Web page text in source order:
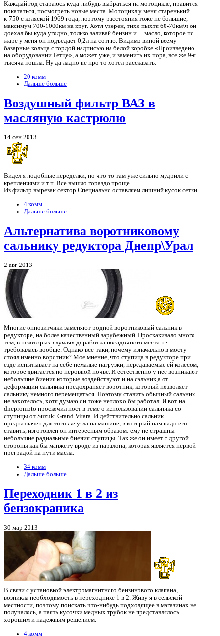
Каждый год стараюсь куда-нибудь выбраться на мотоцикле, нравится
покататься, посмотреть новые места. Мотоцикл у меня старенький
к-750 с коляской 1969 года, поэтому расстояния тоже не большие,
максимум 700-1000км на круг. Хотя уверен, тихо пыхтя 60-70км\ч он
доехал бы куда угодно, только заливай бензин и… масло, которое по
жаре у меня он подъедает 0,2л на сотню. Видимо виной всему
базарные кольца с гордой надписью на белой коробке «Произведено
на оборудовании Гетце», а может уже, и заменить их пора, все же 9-я
тысяча пошла. Ну да ладно не про то хотел рассказать.
20 комм
Дальше больше
Воздушный фильтр ВАЗ в
масляную кастрюлю
14 сен 2013
Видел я подобные переделки, но что-то там уже сильно мудрили с
креплениями и т.п. Все вышло гораздо проще.
Из фильтр вырезан сектор Специально оставляем лишний кусок сетки.
4 комм
Дальше больше
Альтернатива воротниковому
сальнику редуктора Днепр\Урал
2 авг 2013
Многие оппозитчики заменяют родной воротниковый сальник в
редукторе, на более качественный зарубежный. Проскакивало много
тем, в некоторых случаях доработка посадочного места не
требовалась вообще. Однако все-таки, почему изначально в мосту
стоял именно воротник? Мое мнение, что ступица в редукторе при
езде испытывает на себе немалые нагрузки, передаваемые ей колесом,
которое двигается по неровной почве. И естественно у нее возникают
небольшие биения которые воздействуют и на сальник,а от
деформации сальника предохраняет воротник, который позволяет
сальнику немного перемещаться. Поэтому ставить обычный сальник
не захотелось, хотя думаю он тоже неплохо бы работал. И вот на
dnepromoto проскочил пост в теме о использовании сальника со
ступицы от Suzuki Grand Vitara. И действительно сальник
предназначен для того же узла на машине, в который нам надо его
ставить, изготовлен он интересным образом: ему не страшны
небольшие радиальные биения ступицы. Так же он имеет с другой
стороны как бы манжету вроде из паралона, которая является первой
преградой на пути масла.
34 комм
Дальше больше
Переходник 1 в 2 из
бензокраника
30 мар 2013
В связи с установкой электромагнитного бензинового клапана,
возникла необходимость в переходнике 1 в 2. Живу я в сельской
местности, поэтому поискать что-нибудь подходящее в магазинах не
получалось, а паять кусочки медных трубок не представлялось
хорошим и надежным решением.
4 комм